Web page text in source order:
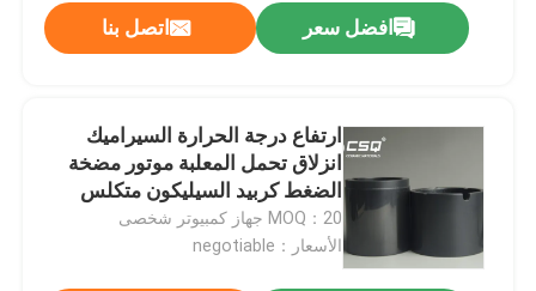
افضل سعر اتصل بنا
ارتفاع درجة الحرارة السيراميك
انزلاق تحمل المعلبة موتور مضخة
الضغط كربيد السيليكون متكلس
MOQ：20 جهاز كمبيوتر شخصى
الأسعار：negotiable